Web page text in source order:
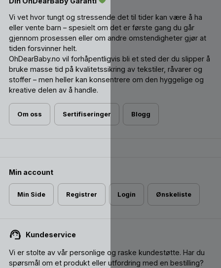
Vi vet hvor tungt og stressende det til tider kan være å ha
eller vente barn – spesielt om det er første gang du går
gjennom prosessen eller om andre omstendigheter gjør at
tiden forsvinner helt.
OhDearBaby.no vil forhåpentligvis bli et sted der du slipper å
bruke masse tid på kvalitetssikring av tekstiler, råvarer og
stoffer – men heller kan konsentrere om den hyggelige og
kreative delen av å handle.
Om oss Sertifiseringer Blogg
Min account
Min Side Registrer Login Ønskeliste
Kundeservice
Vi er stolte av vår personlige og raske kundestøtte. Har du
spørsmål om et produkt eller utfordring med en bestilling?